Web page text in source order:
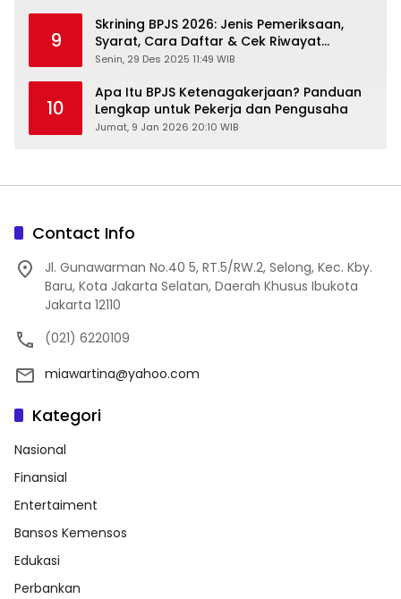
9
Skrining BPJS 2026: Jenis Pemeriksaan,
Syarat, Cara Daftar & Cek Riwayat
Kesehatan Gratis
Senin, 29 Des 2025 11:49 WIB
10
Apa Itu BPJS Ketenagakerjaan? Panduan
Lengkap untuk Pekerja dan Pengusaha
Jumat, 9 Jan 2026 20:10 WIB
Contact Info
Jl. Gunawarman No.40 5, RT.5/RW.2, Selong, Kec. Kby.
Baru, Kota Jakarta Selatan, Daerah Khusus Ibukota
Jakarta 12110
(021) 6220109
miawartina@yahoo.com
Kategori
Nasional
Finansial
Entertaiment
Bansos Kemensos
Edukasi
Perbankan